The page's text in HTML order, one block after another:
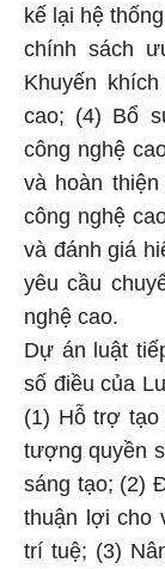
kế lại hệ
chính sách
Khuyến
cao; (4) Bổ
công nghệ
và hoàn
công nghệ
và đánh giá
yêu cầu
nghệ cao.
Dự án luật
số điều của
(1) Hỗ trợ
tượng quyền
sáng tạo; (2)
thuận lợi cho
trí tuệ; (3)